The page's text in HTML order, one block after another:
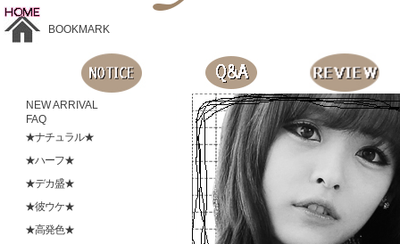
BOOKMARK
NEW ARRIVAL
FAQ
★ナチュラル★
★ハーフ★
★デカ盛★
★彼ウケ★
★高発色★